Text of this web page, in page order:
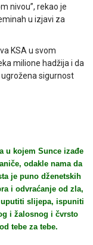
nivou”, rekao je
u izjavi za
KSA u svom
milione hadžija i da
sigurnost
u kojem Sunce izađe
odakle nama da
je puno dženetskih
i odvraćanje od zla,
slijepa, ispuniti
i žalosnog i čvrsto
tebe za tebe.